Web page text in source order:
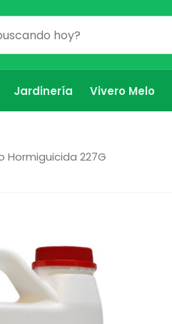
Jardinería Vivero Melo
Hormiguicida 227G